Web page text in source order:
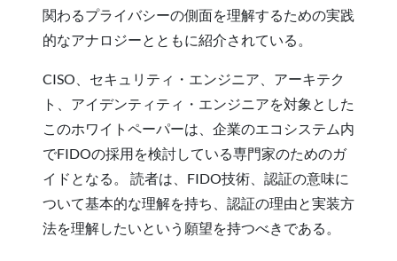
関わるプライバシーの側面を理解するための実践
的なアナロジーとともに紹介されている。
CISO、セキュリティ・エンジニア、アーキテク
ト、アイデンティティ・エンジニアを対象とした
このホワイトペーパーは、企業のエコシステム内
でFIDOの採用を検討している専門家のためのガ
イドとなる。 読者は、FIDO技術、認証の意味に
ついて基本的な理解を持ち、認証の理由と実装方
法を理解したいという願望を持つべきである。